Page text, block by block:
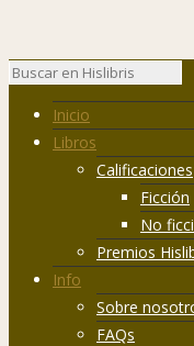
Inicio
Libros
Calificaciones
Ficción
No
Premios
Info
Sobre
FAQs